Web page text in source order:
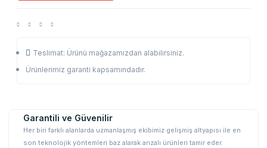
Teslimat: Ürünü mağazamızdan alabilirsiniz.
Ürünlerimiz garanti kapsamındadır.
Garantili ve Güvenilir
Her biri farklı alanlarda uzmanlaşmış ekibimiz gelişmiş altyapısı ile en
son teknolojik yöntemleri baz alarak arızalı ürünleri tamir eder.